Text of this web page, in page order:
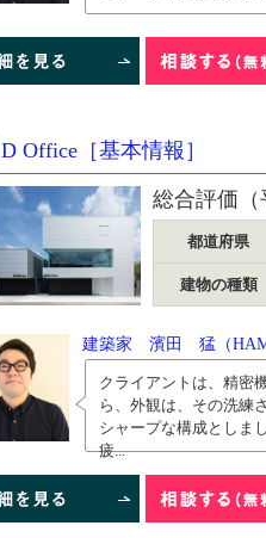
D Office［基本情報］
総合評価（
都道府県
建物の種類
建築家 濱田 猛（
クライアントは、精密
ら、外観は、その洗練
シャープな構成としま
疲...